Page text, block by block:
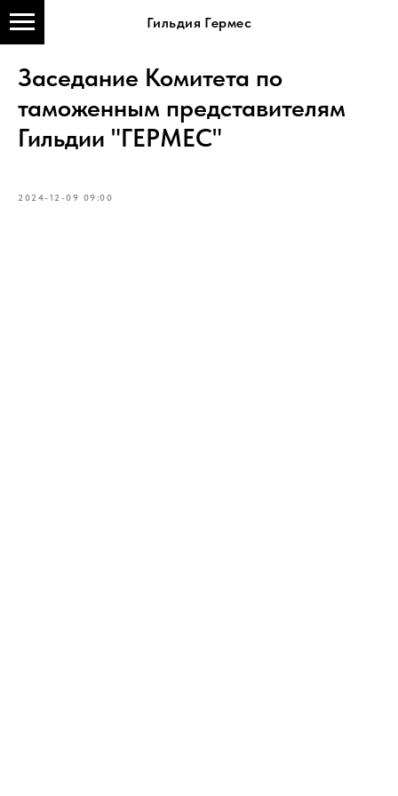
Гильдия Гермес
Заседание Комитета по
таможенным представителям
Гильдии "ГЕРМЕС"
2024-12-09 09:00